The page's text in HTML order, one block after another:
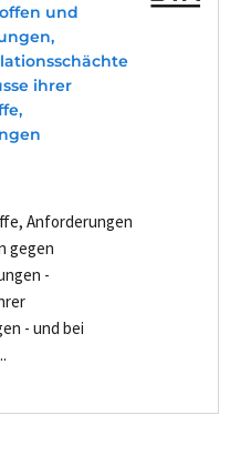
und
ihrer
Anforderungen
gegen
-
- und bei